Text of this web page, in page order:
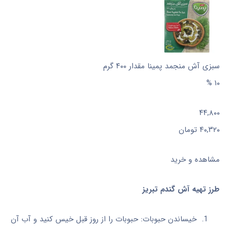
سبزی آش منجمد پمینا مقدار ۴۰۰ گرم
۱۰ %
۴۴,۸۰۰
۴۰,۳۲۰ تومان
مشاهده و خرید
طرز تهیه آش گندم تبریز
خیساندن حبوبات: حبوبات را از روز قبل خیس کنید و آب آن